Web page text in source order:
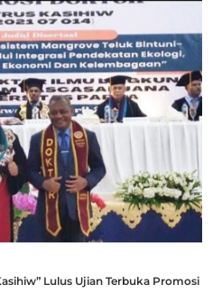
Lulus Ujian Terbuka Promosi